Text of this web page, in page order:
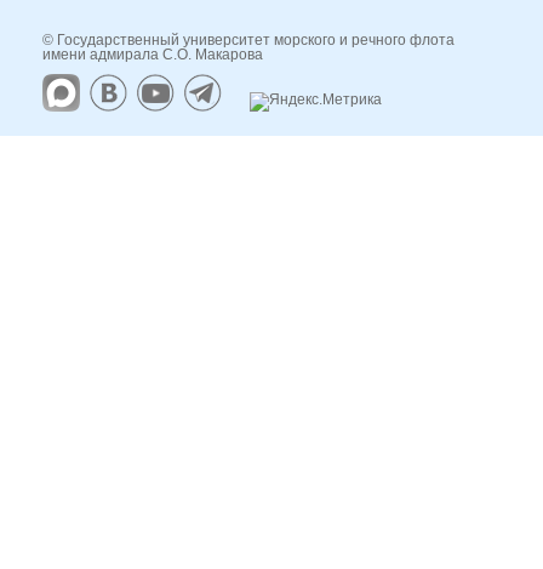
© Государственный университет морского и речного флота
имени адмирала С.О. Макарова